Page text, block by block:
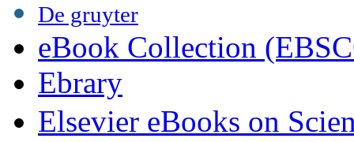
De gruyter
eBook Collection
Ebrary
Elsevier eBooks on